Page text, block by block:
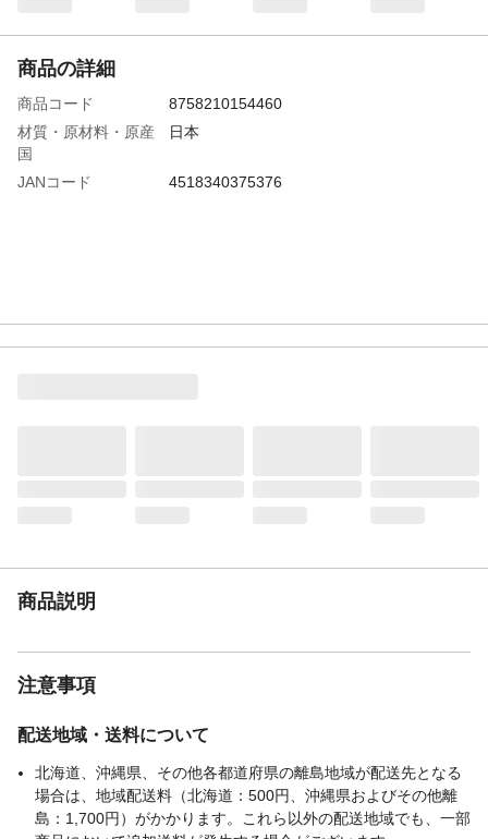
商品の詳細
商品コード
8758210154460
材質・原材料・原産
国
日本
JANコード 4518340375376
商品説明
注意事項
配送地域・送料について
北海道、沖縄県、その他各都道府県の離島地域が配送先となる
場合は、地域配送料（北海道：500円、沖縄県およびその他離
島：1,700円）がかかります。これら以外の配送地域でも、一部